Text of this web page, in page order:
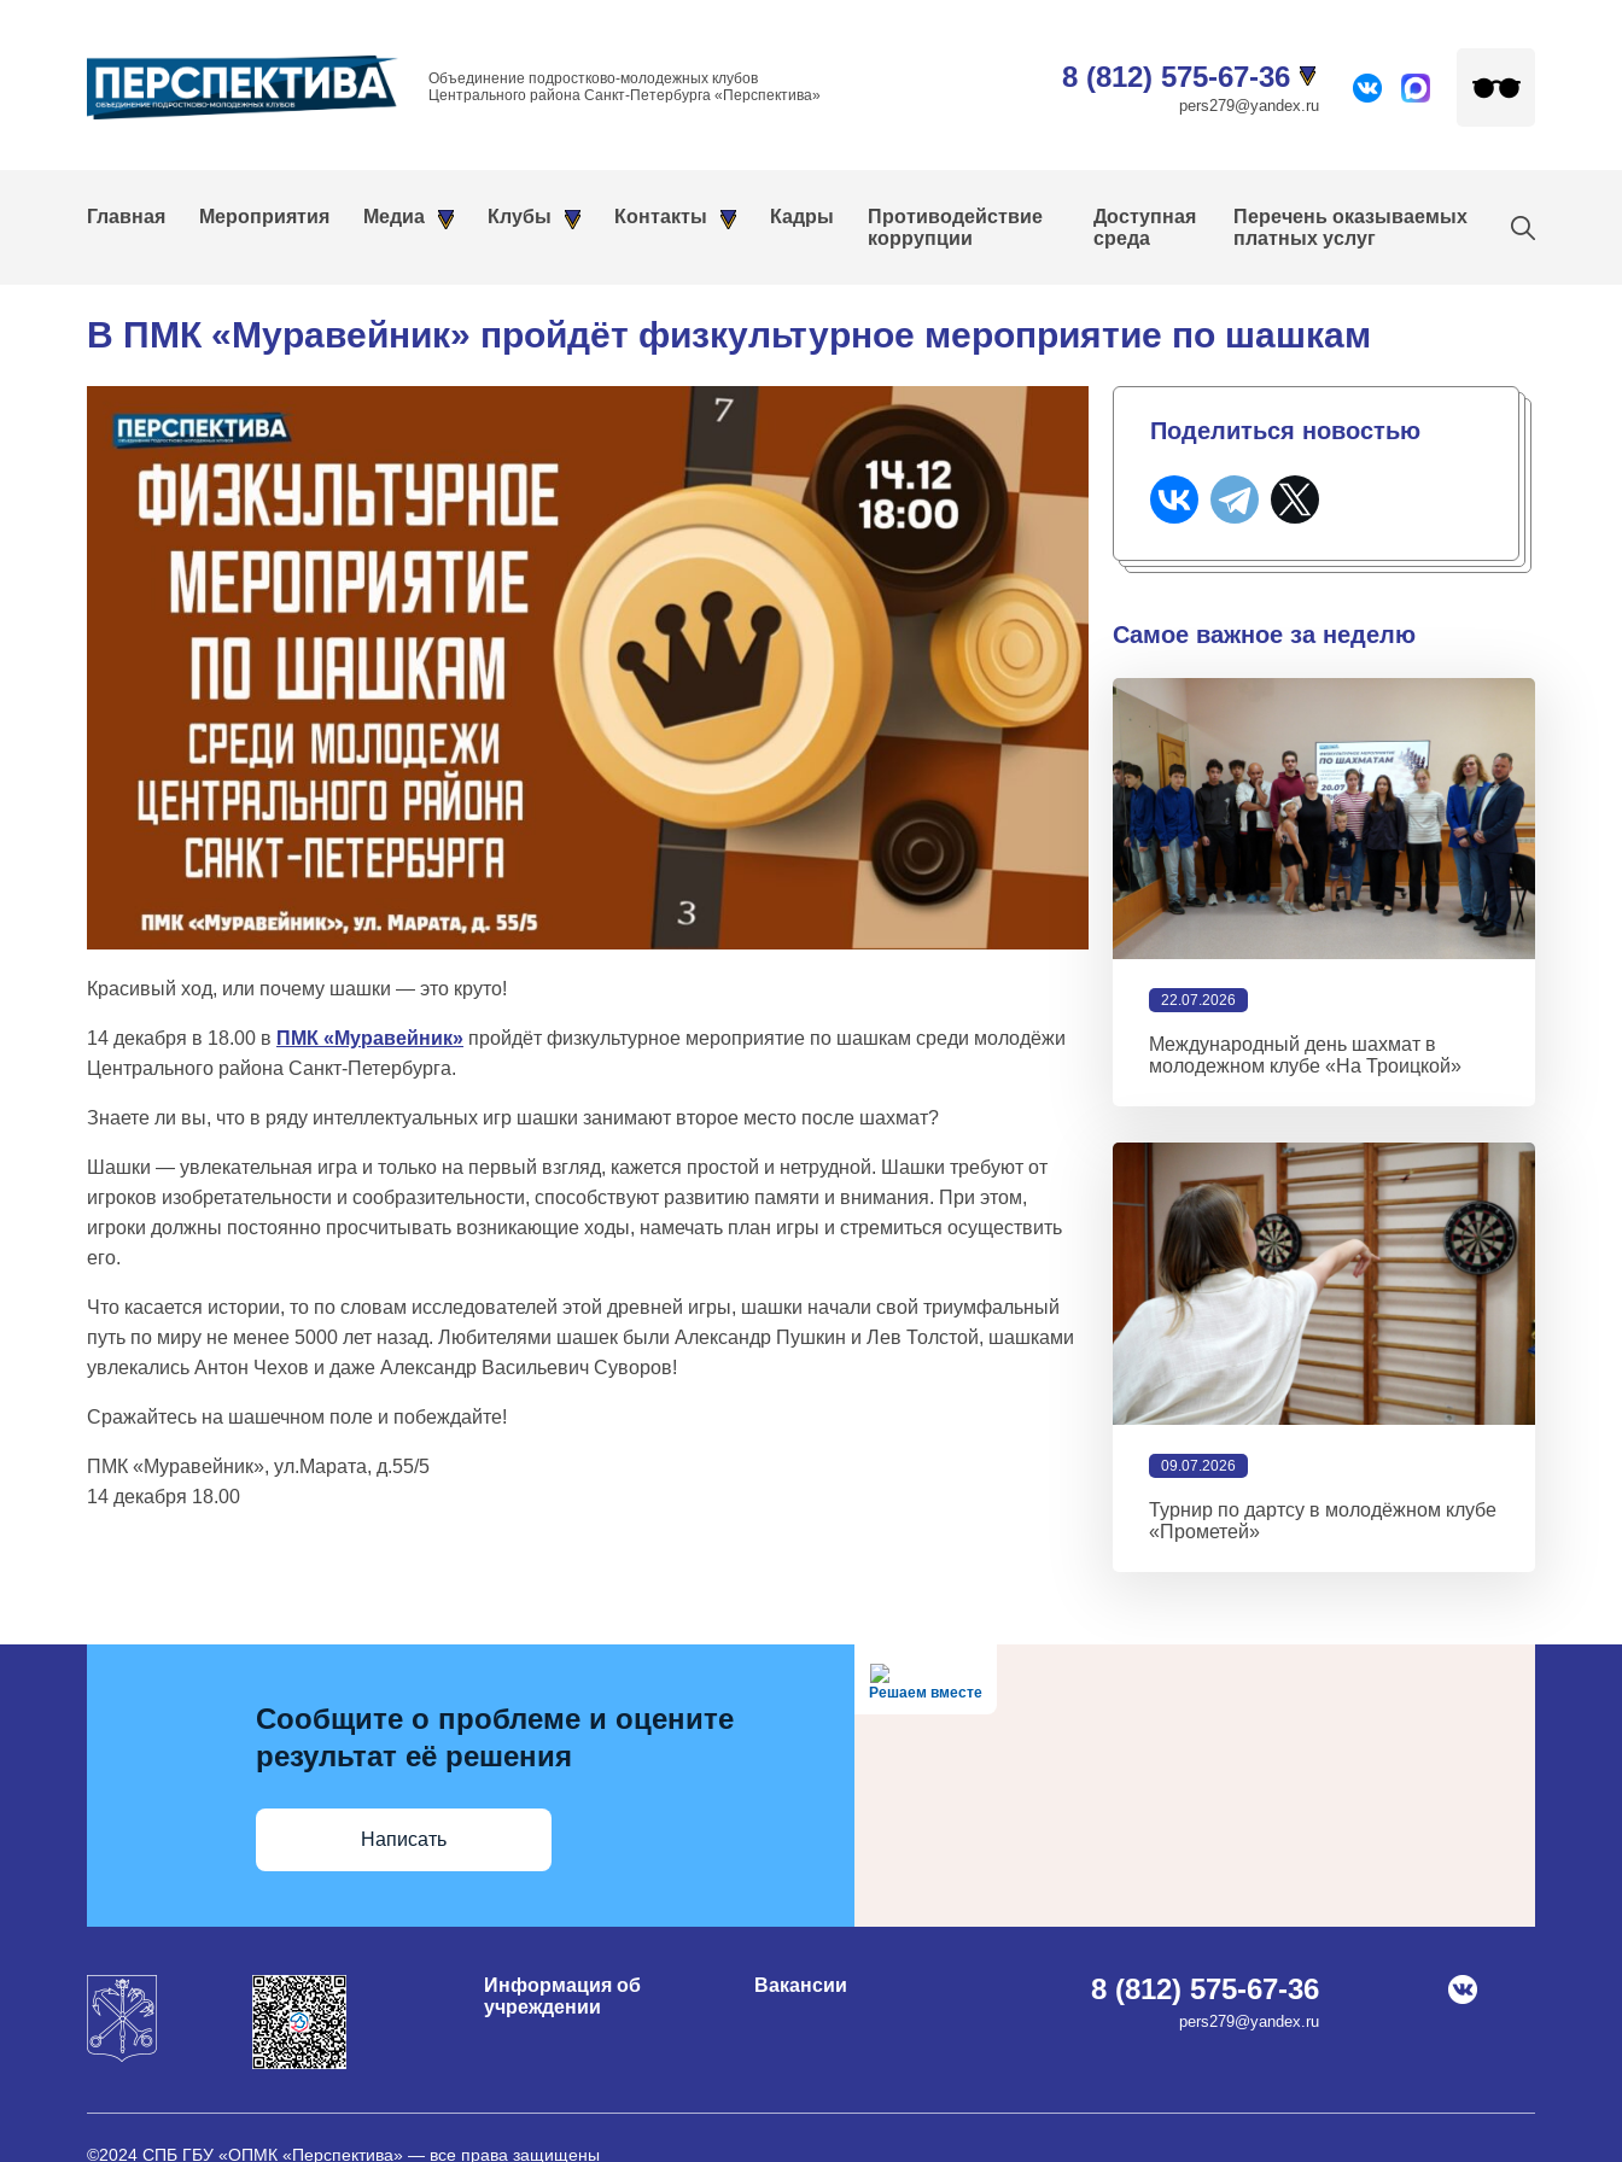
Объединение подростково-молодежных клубов
Центрального района Санкт-Петербурга «Перспектива»
8 (812) 575-67-36
pers279@yandex.ru
Главная Мероприятия Медиа Клубы Контакты Кадры
Противодействие
коррупции
Доступная
среда
Перечень оказываемых
платных услуг
В ПМК «Муравейник» пройдёт физкультурное мероприятие по шашкам
Красивый ход, или почему шашки — это круто!
14 декабря в 18.00 в ПМК «Муравейник» пройдёт физкультурное мероприятие по шашкам среди молодёжи
Центрального района Санкт-Петербурга.
Знаете ли вы, что в ряду интеллектуальных игр шашки занимают второе место после шахмат?
Шашки — увлекательная игра и только на первый взгляд, кажется простой и нетрудной. Шашки требуют от
игроков изобретательности и сообразительности, способствуют развитию памяти и внимания. При этом,
игроки должны постоянно просчитывать возникающие ходы, намечать план игры и стремиться осуществить
его.
Что касается истории, то по словам исследователей этой древней игры, шашки начали свой триумфальный
путь по миру не менее 5000 лет назад. Любителями шашек были Александр Пушкин и Лев Толстой, шашками
увлекались Антон Чехов и даже Александр Васильевич Суворов!
Сражайтесь на шашечном поле и побеждайте!
ПМК «Муравейник», ул.Марата, д.55/5
14 декабря 18.00
Поделиться новостью
Самое важное за неделю
22.07.2026
Международный день шахмат в
молодежном клубе «На Троицкой»
09.07.2026
Турнир по дартсу в молодёжном клубе
«Прометей»
Решаем вместе
Сообщите о проблеме и оцените
результат её решения
Написать
Информация об
учреждении
Вакансии 8 (812) 575-67-36
pers279@yandex.ru
©2024 СПБ ГБУ «ОПМК «Перспектива» — все права защищены